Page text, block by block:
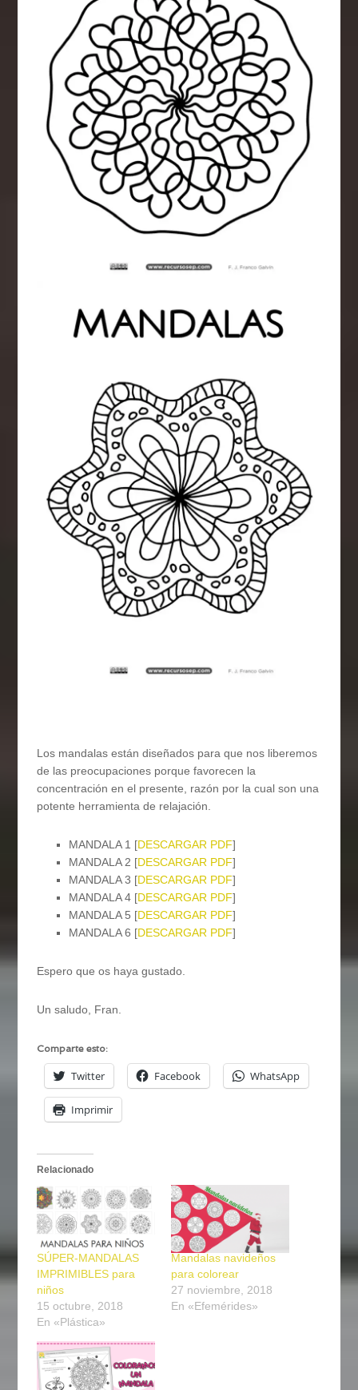
Los mandalas están diseñados para que nos liberemos
de las preocupaciones porque favorecen la
concentración en el presente, razón por la cual son una
potente herramienta de relajación.
MANDALA 1 [DESCARGAR PDF]
MANDALA 2 [DESCARGAR PDF]
MANDALA 3 [DESCARGAR PDF]
MANDALA 4 [DESCARGAR PDF]
MANDALA 5 [DESCARGAR PDF]
MANDALA 6 [DESCARGAR PDF]
Espero que os haya gustado.
Un saludo, Fran.
Comparte esto:
Twitter Facebook WhatsApp
Imprimir
Relacionado
SÚPER-MANDALAS
IMPRIMIBLES para
niños
15 octubre, 2018
En «Plástica»
Mandalas navideños
para colorear
27 noviembre, 2018
En «Efemérides»